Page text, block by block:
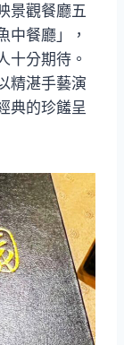
景觀餐廳五
中餐廳」，
十分期待。
精湛手藝演
典的珍饈呈